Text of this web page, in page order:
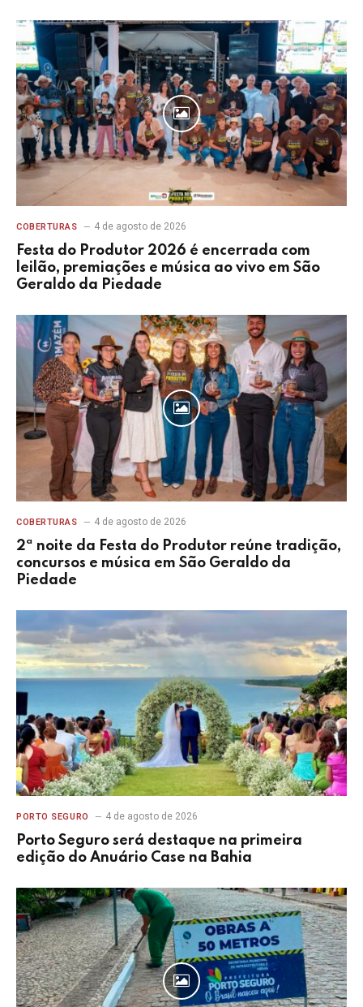
COBERTURAS 4 de agosto de 2026
Festa do Produtor 2026 é encerrada com
leilão, premiações e música ao vivo em São
Geraldo da Piedade
COBERTURAS 4 de agosto de 2026
2ª noite da Festa do Produtor reúne tradição,
concursos e música em São Geraldo da
Piedade
PORTO SEGURO 4 de agosto de 2026
Porto Seguro será destaque na primeira
edição do Anuário Case na Bahia